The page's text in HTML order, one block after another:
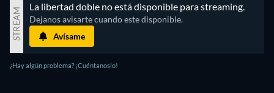
STREAM La libertad doble no está disponible para streaming.
Dejanos avisarte cuando este disponible.
Avísame
¿Hay algún problema? ¡Cuéntanoslo!